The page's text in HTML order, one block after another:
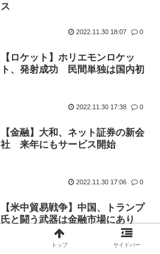
ス
2022.11.30 18:07 0
【ロケット】ホリエモンロケッ
ト、発射成功 民間単独は国内初
2022.11.30 17:38 0
【金融】大和、ネット証券の新会
社 来年にもサービス開始
2022.11.30 17:06 0
【米中貿易戦争】中国、トランプ
氏と闘う武器は金融市場にあり
−米国債保有と元相場
トップ サイドバー